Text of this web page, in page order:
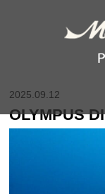
2025.09.12
OLYMPUS